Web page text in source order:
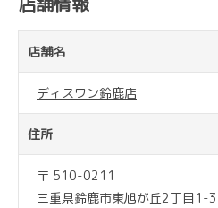
店舗名
ディスワン鈴鹿店
住所
〒 510-0211
三重県鈴鹿市東旭が丘2丁目